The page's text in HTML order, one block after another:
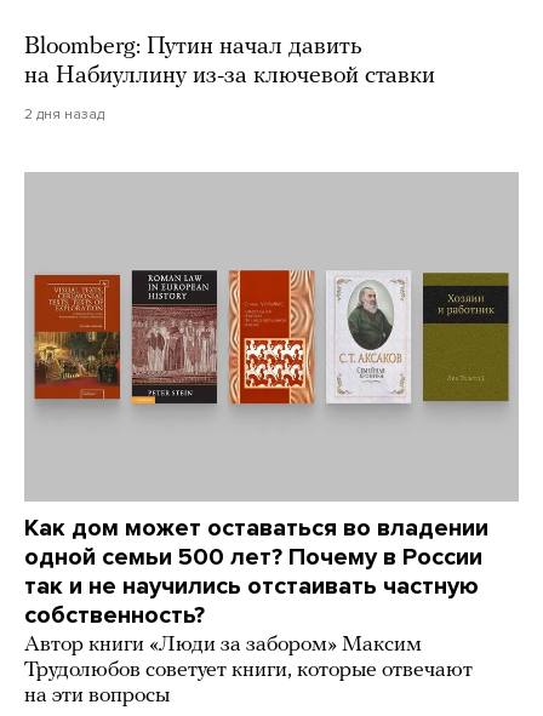
Bloomberg: Путин начал давить
на Набиуллину из-за ключевой ставки
2 дня назад
Как дом может оставаться во владении
одной семьи 500 лет? Почему в России
так и не научились отстаивать частную
собственность?
Автор книги «Люди за забором» Максим
Трудолюбов советует книги, которые отвечают
на эти вопросы